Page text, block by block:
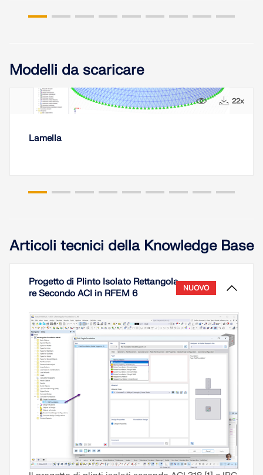
Modelli da scaricare
11x 22x
Lamella
Articoli tecnici della Knowledge Base
Progetto di Plinto Isolato Rettangola
re Secondo ACI in RFEM 6
NUOVO